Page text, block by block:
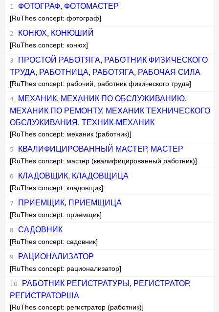
ФОТОГРАФ, ФОТОМАСТЕР
[RuThes concept: фотограф]
КОНЮХ, КОНЮШИЙ
[RuThes concept: конюх]
ПРОСТОЙ РАБОТЯГА, РАБОТНИК ФИЗИЧЕСКОГО
ТРУДА, РАБОТНИЦА, РАБОТЯГА, РАБОЧАЯ СИЛА
[RuThes concept: рабочий, работник физического труда]
МЕХАНИК, МЕХАНИК ПО ОБСЛУЖИВАНИЮ,
МЕХАНИК ПО РЕМОНТУ, МЕХАНИК ТЕХНИЧЕСКОГО
ОБСЛУЖИВАНИЯ ,ТЕХНИК-МЕХАНИК
[RuThes concept: механик (работник)]
КВАЛИФИЦИРОВАННЫЙ МАСТЕР, МАСТЕР
[RuThes concept: мастер (квалифицированный работник)]
КЛАДОВЩИК, КЛАДОВЩИЦА
[RuThes concept: кладовщик]
ПРИЕМЩИК, ПРИЕМЩИЦА
[RuThes concept: приемщик]
САДОВНИК
[RuThes concept: садовник]
РАЦИОНАЛИЗАТОР
[RuThes concept: рационализатор]
РАБОТНИК РЕГИСТРАТУРЫ , РЕГИСТРАТОР,
РЕГИСТРАТОРША
[RuThes concept: регистратор (работник)]